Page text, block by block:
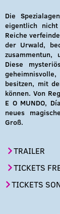
Die
eigentlich
Reiche
der Urwald,
Diese
besitzen, mit
können. Von
E O MUNDO,
neues
Groß.
TRAILER
TICKETS
TICKETS